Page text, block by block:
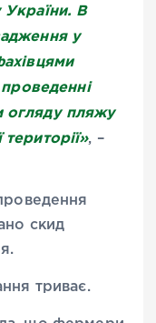
України. В
у
проведенні
огляду пляжу
, –
скид
триває.